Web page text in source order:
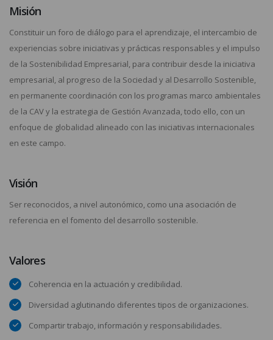
Misión
Constituir un foro de diálogo para el aprendizaje, el intercambio de
experiencias sobre iniciativas y prácticas responsables y el impulso
de la Sostenibilidad Empresarial, para contribuir desde la iniciativa
empresarial, al progreso de la Sociedad y al Desarrollo Sostenible,
en permanente coordinación con los programas marco ambientales
de la CAV y la estrategia de Gestión Avanzada, todo ello, con un
enfoque de globalidad alineado con las iniciativas internacionales
en este campo.
Visión
Ser reconocidos, a nivel autonómico, como una asociación de
referencia en el fomento del desarrollo sostenible.
Valores
Coherencia en la actuación y credibilidad.
Diversidad aglutinando diferentes tipos de organizaciones.
Compartir trabajo, información y responsabilidades.